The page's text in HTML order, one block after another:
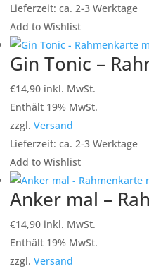
Lieferzeit: ca. 2-3 Werktage
Add to Wishlist
Gin Tonic –
€14,90 inkl. MwSt.
Enthält 19% MwSt.
zzgl. Versand
Lieferzeit: ca. 2-3 Werktage
Add to Wishlist
Anker mal –
€14,90 inkl. MwSt.
Enthält 19% MwSt.
zzgl. Versand